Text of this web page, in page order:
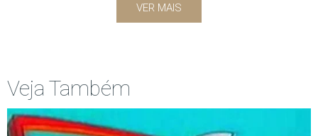
VER MAIS
Veja Também